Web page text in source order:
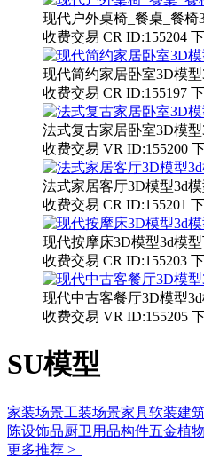
现代户外桌椅_餐桌_餐椅
收费交易 CR ID:155204
现代简约家居卧室3D模
收费交易 CR ID:155197
法式复古家居卧室3D模
收费交易 VR ID:155200
法式家居客厅3D模型3d
收费交易 CR ID:155201
现代按摩床3D模型3d模
收费交易 CR ID:155203
现代中古客餐厅3D模型
收费交易 VR ID:155205
SU模型
家装场景工装场景家具软装建
陈设饰品厨卫用品构件五金植
更多推荐 >